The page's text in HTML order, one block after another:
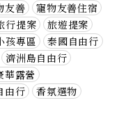
友善
寵物友善住宿
行提案
旅遊提案
孩專區
泰國自由行
濟洲島自由行
華露營
由行
香氛選物